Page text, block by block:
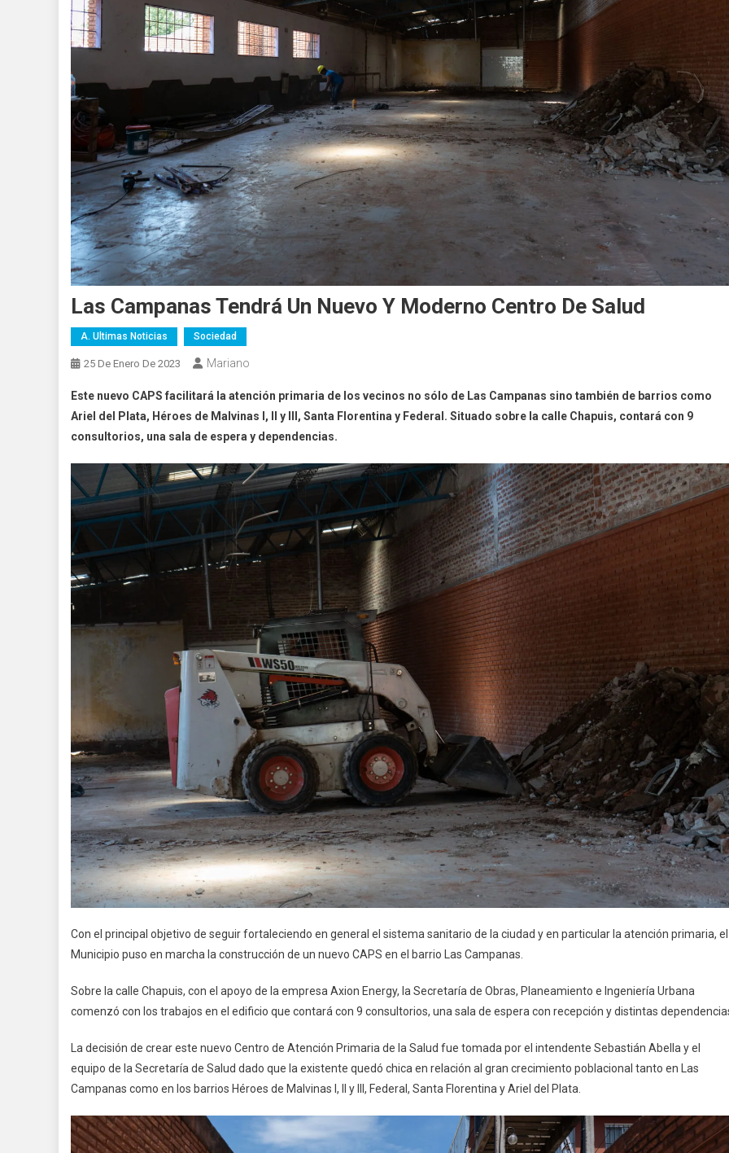
Las Campanas Tendrá Un Nuevo Y Moderno Centro De Salud
A. Ultimas Noticias Sociedad
25 De Enero De 2023 Mariano
Este nuevo CAPS facilitará la atención primaria de los vecinos no sólo de Las Campanas sino también de barrios como
Ariel del Plata, Héroes de Malvinas I, II y III, Santa Florentina y Federal. Situado sobre la calle Chapuis, contará con 9
consultorios, una sala de espera y dependencias.
Con el principal objetivo de seguir fortaleciendo en general el sistema sanitario de la ciudad y en particular la atención primaria, el
Municipio puso en marcha la construcción de un nuevo CAPS en el barrio Las Campanas.
Sobre la calle Chapuis, con el apoyo de la empresa Axion Energy, la Secretaría de Obras, Planeamiento e Ingeniería Urbana
comenzó con los trabajos en el edificio que contará con 9 consultorios, una sala de espera con recepción y distintas
La decisión de crear este nuevo Centro de Atención Primaria de la Salud fue tomada por el intendente Sebastián Abella y el
equipo de la Secretaría de Salud dado que la existente quedó chica en relación al gran crecimiento poblacional tanto en Las
Campanas como en los barrios Héroes de Malvinas I, II y III, Federal, Santa Florentina y Ariel del Plata.